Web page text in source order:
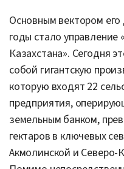
Основным вектором
годы стало
Казахстана». Сегодня
собой гигантскую
которую входят 22
предприятия,
земельным банком,
гектаров в ключевых
Акмолинской и Северо-